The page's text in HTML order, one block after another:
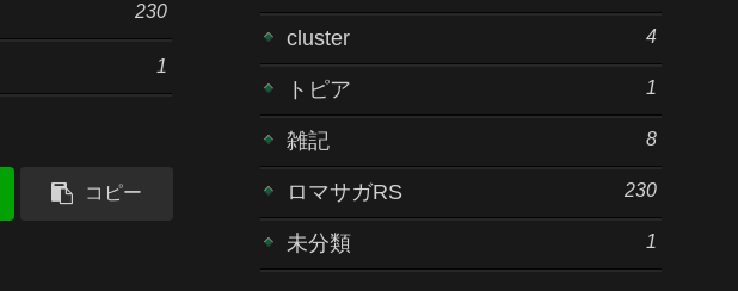
230
1
コピー
cluster 4
トピア 1
雑記 8
ロマサガRS 230
未分類 1